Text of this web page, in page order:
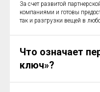
За счет развитой
компаниями и готовы
так и разгрузки вещей в
Что означает
ключ»?